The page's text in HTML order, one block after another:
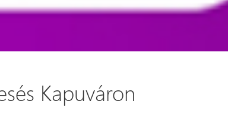
Kapuváron